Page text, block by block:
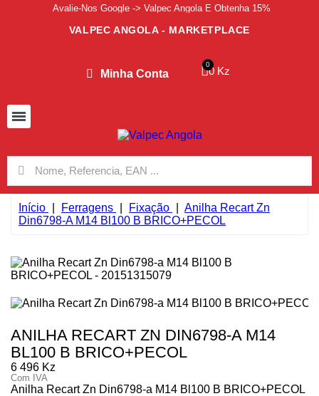
Avalie-Nos Google -> Valpec Angola E Obtenha 15%
VALPEC ANGOLA - MARKETPLACE
Minha Conta 0 Kz
Início Ferragens Fixação
Anilha Recart Zn
Din6798-A M14 Bl100 B BRICO+PECOL
ANILHA RECART ZN DIN6798-A M14
BL100 B BRICO+PECOL
6 496 Kz
Com IVA
Anilha Recart Zn Din6798-a M14 Bl100 B BRICO+PECOL